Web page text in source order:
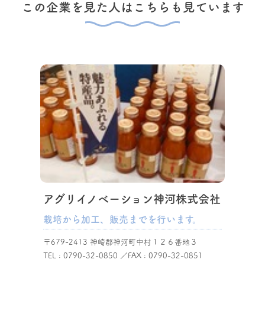
この企業を見た人はこちらも見ています
アグリイノベーション神河株式会社
栽培から加工、販売までを行います。
〒679-2413 神崎郡神河町中村１２６番地３
TEL : 0790-32-0850 ／FAX : 0790-32-0851